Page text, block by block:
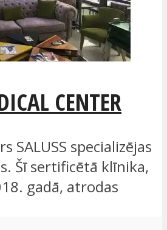
CENTER
SALUSS specializējas
Šī sertificētā klīnika,
gadā, atrodas